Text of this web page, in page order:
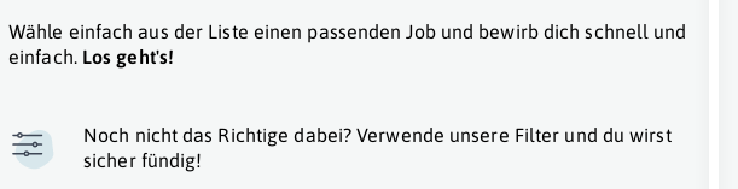
Wähle einfach aus der Liste einen passenden Job und bewirb dich schnell und
einfach. Los geht's!
Noch nicht das Richtige dabei? Verwende unsere Filter und du wirst
sicher fündig!